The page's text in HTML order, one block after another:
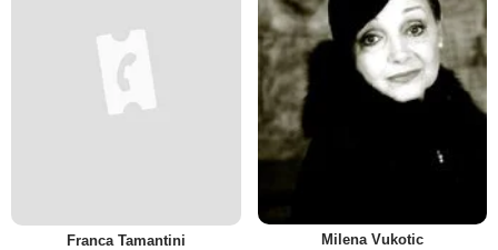
Franca Tamantini Milena Vukotic